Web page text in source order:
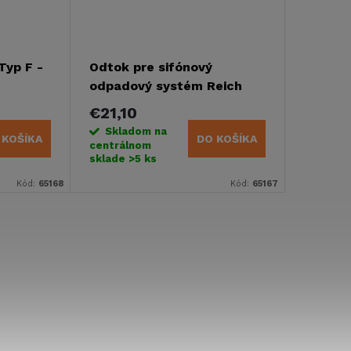
F -
Kód: 65168
Odtok pre sifónový
odpadový systém Reich
€21,10
Skladom na
centrálnom
sklade >5 ks
DO KOŠÍKA
Kód: 65167